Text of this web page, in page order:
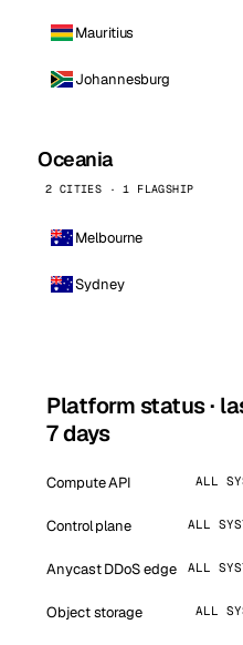
Mauritius
Johannesburg
Oceania
2 CITIES · 1 FLAGSHIP
Melbourne
Sydney
Platform status ·
7 days
Compute API ALL
Control plane ALL
Anycast DDoS edge ALL
Object storage ALL